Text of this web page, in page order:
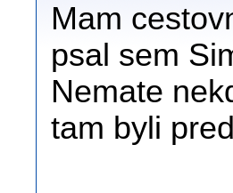
Mam
psal sem
Nemate
tam byli